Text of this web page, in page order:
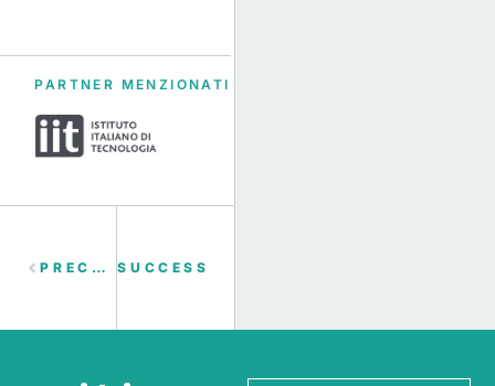
PARTNER MENZIONATI
PRECEDENTE SUCCESSIVO